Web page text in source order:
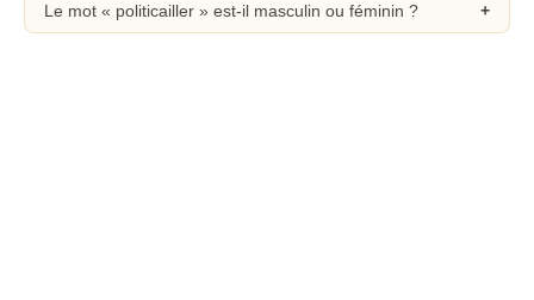
Le mot « politicailler » est-il masculin ou féminin ?